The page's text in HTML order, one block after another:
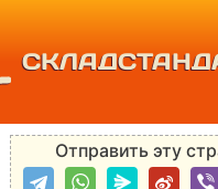
Отправить эту